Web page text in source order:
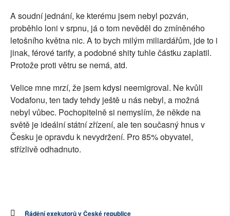
A soudní jednání, ke kterému jsem nebyl pozván,
proběhlo loni v srpnu, já o tom nevěděl do zmíněného
letošního května nic. A to bych milým miliardářům, jde to i
jinak, férové tarify, a podobné shity tuhle částku zaplatil.
Protože proti větru se nemá, atd.
Velice mne mrzí, že jsem kdysi neemigroval. Ne kvůli
Vodafonu, ten tady tehdy ještě u nás nebyl, a možná
nebyl vůbec. Pochopitelně si nemyslím, že někde na
světě je ideální státní zřízení, ale ten současný hnus v
Česku je opravdu k nevydržení. Pro 85% obyvatel,
střízlivě odhadnuto.
Řádění exekutorů v České republice